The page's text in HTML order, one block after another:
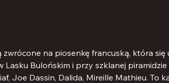
zwrócone na piosenkę francuską, która się
Lasku Bulońskim i przy szklanej
Joe Dassin, Dalida, Mireille Mathieu. To